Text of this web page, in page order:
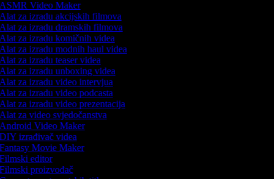
Video Maker
za izradu akcijskih filmova
za izradu dramskih filmova
za izradu komičnih videa
za izradu modnih haul videa
za izradu teaser videa
za izradu unboxing videa
za izradu video intervjua
za izradu video podcasta
za izradu video prezentacija
za video svjedočanstva
Video Maker
izrađivač videa
Movie Maker
editor
proizvođač